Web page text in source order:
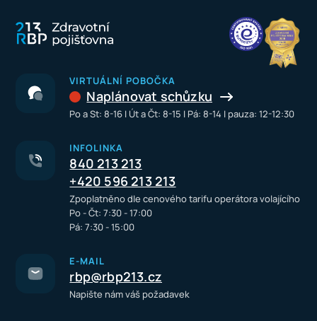
VIRTUÁLNÍ POBOČKA
Naplánovat schůzku
Po a St: 8-16 I Út a Čt: 8-15 I Pá: 8-14 I pauza: 12-12:30
INFOLINKA
840 213 213
+420 596 213 213
Zpoplatněno dle cenového tarifu operátora volajícího
Po - Čt: 7:30 - 17:00
Pá: 7:30 - 15:00
E-MAIL
rbp@rbp213.cz
Napište nám váš požadavek